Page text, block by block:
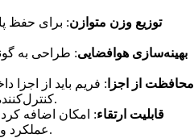
توزیع وزن متوازن: برای حفظ
بهینه‌سازی هوافضایی: طراحی به
محافظت از اجزا : فریم باید از اجزا
کنترل‌کننده‌های پرواز محافظت کند.
قابلیت ارتقاء: امکان اضافه
عملکرد و تطبیق با نیازهای مختلف.